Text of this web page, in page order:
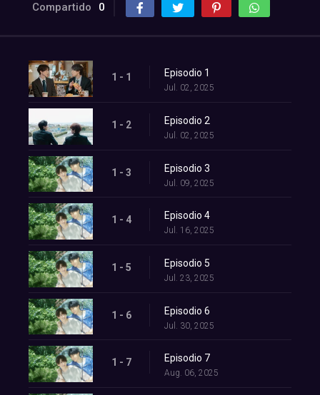
Compartido 0
1 - 1 Episodio 1
Jul. 02, 2025
1 - 2 Episodio 2
Jul. 02, 2025
1 - 3 Episodio 3
Jul. 09, 2025
1 - 4 Episodio 4
Jul. 16, 2025
1 - 5 Episodio 5
Jul. 23, 2025
1 - 6 Episodio 6
Jul. 30, 2025
1 - 7 Episodio 7
Aug. 06, 2025